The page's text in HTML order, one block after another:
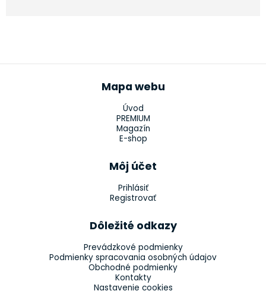
Mapa webu
Úvod
PREMIUM
Magazín
E-shop
Môj účet
Prihlásiť
Registrovať
Dôležité odkazy
Prevádzkové podmienky
Podmienky spracovania osobných údajov
Obchodné podmienky
Kontakty
Nastavenie cookies